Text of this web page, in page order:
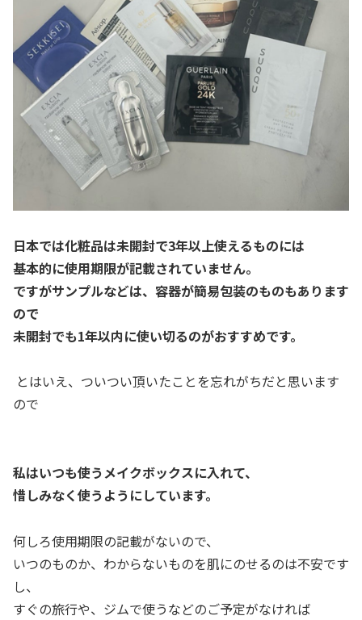
日本では化粧品は未開封で3年以上使えるものには
基本的に使用期限が記載されていません。
ですがサンプルなどは、容器が簡易包装のものもあります
ので
未開封でも1年以内に使い切るのがおすすめです。
とはいえ、ついつい頂いたことを忘れがちだと思います
ので
私はいつも使うメイクボックスに入れて、
惜しみなく使うようにしています。
何しろ使用期限の記載がないので、
いつのものか、わからないものを肌にのせるのは不安です
し、
すぐの旅行や、ジムで使うなどのご予定がなければ